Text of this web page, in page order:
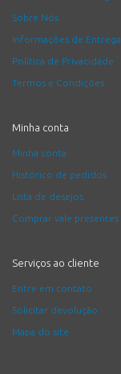
Sobre Nós
Informações de Entrega
Política de Privacidade
Termos e Condições
Minha conta
Minha conta
Histórico de pedidos
Lista de desejos
Comprar vale presentes
Serviços ao cliente
Entre em contato
Solicitar devolução
Mapa do site